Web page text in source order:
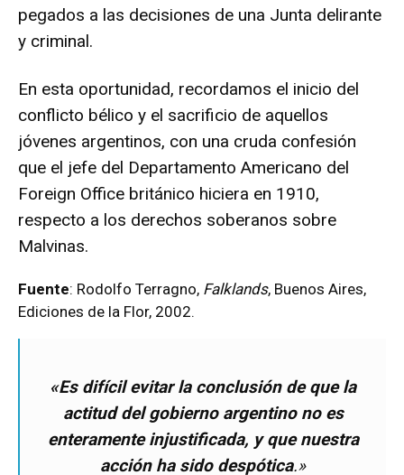
pegados a las decisiones de una Junta delirante
y criminal.
En esta oportunidad, recordamos el inicio del
conflicto bélico y el sacrificio de aquellos
jóvenes argentinos, con una cruda confesión
que el jefe del Departamento Americano del
Foreign Office británico hiciera en 1910,
respecto a los derechos soberanos sobre
Malvinas.
Fuente: Rodolfo Terragno, Falklands, Buenos Aires,
Ediciones de la Flor, 2002.
«Es difícil evitar la conclusión de que la
actitud del gobierno argentino no es
enteramente injustificada, y que nuestra
acción ha sido despótica.»